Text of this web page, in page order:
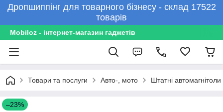
Дропшиппінг для товарного бізнесу - склад 17522
товарів
Mobiloz - інтернет-магазин гаджетів
Товари та послуги Авто-, мото Штатні автомагнітоли
–23%